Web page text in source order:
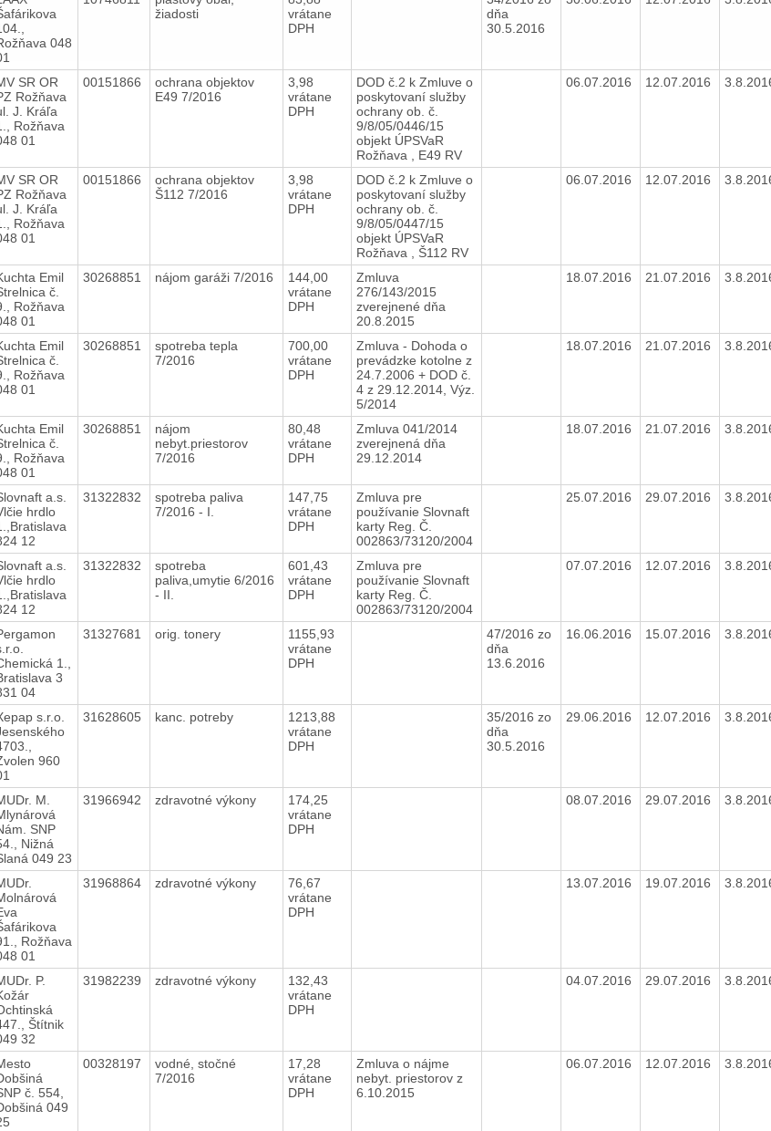
048
žiadosti
vrátane
DPH
dňa
30.5.2016
SR OR
Rožňava
J. Kráľa
Rožňava
01
00151866
ochrana objektov
E49 7/2016
3,98
vrátane
DPH
DOD č.2 k Zmluve o
poskytovaní služby
ochrany ob. č.
9/8/05/0446/15
objekt ÚPSVaR
Rožňava , E49 RV
06.07.2016 12.07.2016
SR OR
Rožňava
J. Kráľa
Rožňava
01
00151866
ochrana objektov
Š112 7/2016
3,98
vrátane
DPH
DOD č.2 k Zmluve o
poskytovaní služby
ochrany ob. č.
9/8/05/0447/15
objekt ÚPSVaR
Rožňava , Š112 RV
06.07.2016 12.07.2016
Emil
č.
Rožňava
01
30268851 nájom garáži 7/2016
144,00
vrátane
DPH
Zmluva
276/143/2015
zverejnené dňa
20.8.2015
18.07.2016 21.07.2016
Emil
č.
Rožňava
01
30268851
spotreba tepla
7/2016
700,00
vrátane
DPH
Zmluva - Dohoda o
prevádzke kotolne z
24.7.2006 + DOD č.
4 z 29.12.2014, Výz.
5/2014
18.07.2016 21.07.2016
Emil
č.
Rožňava
01
30268851
nájom
nebyt.priestorov
7/2016
80,48
vrátane
DPH
Zmluva 041/2014
zverejnená dňa
29.12.2014
18.07.2016 21.07.2016
a.s.
hrdlo
12
31322832
spotreba paliva
7/2016 - I.
147,75
vrátane
DPH
Zmluva pre
používanie Slovnaft
karty Reg. Č.
002863/73120/2004
25.07.2016 29.07.2016
a.s.
hrdlo
12
31322832
spotreba
paliva,umytie 6/2016
- II.
601,43
vrátane
DPH
Zmluva pre
používanie Slovnaft
karty Reg. Č.
002863/73120/2004
07.07.2016 12.07.2016
1.,
3
04
31327681 orig. tonery
1155,93
vrátane
DPH
47/2016 zo
dňa
13.6.2016
16.06.2016 15.07.2016
s.r.o.
960
31628605 kanc. potreby
1213,88
vrátane
DPH
35/2016 zo
dňa
30.5.2016
29.06.2016 12.07.2016
M.
SNP
Nižná
049 23
31966942 zdravotné výkony
174,25
vrátane
DPH
08.07.2016 29.07.2016
Rožňava
01
31968864 zdravotné výkony
76,67
vrátane
DPH
13.07.2016 19.07.2016
P.
Štítnik
32
31982239 zdravotné výkony
132,43
vrátane
DPH
04.07.2016 29.07.2016
č. 554,
049
00328197
vodné, stočné
7/2016
17,28
vrátane
DPH
Zmluva o nájme
nebyt. priestorov z
6.10.2015
06.07.2016 12.07.2016